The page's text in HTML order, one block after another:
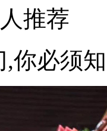
推荐
,你必须